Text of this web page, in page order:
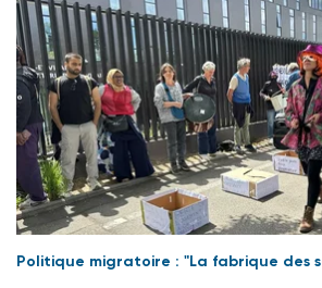
Politique migratoire : "La fabrique des